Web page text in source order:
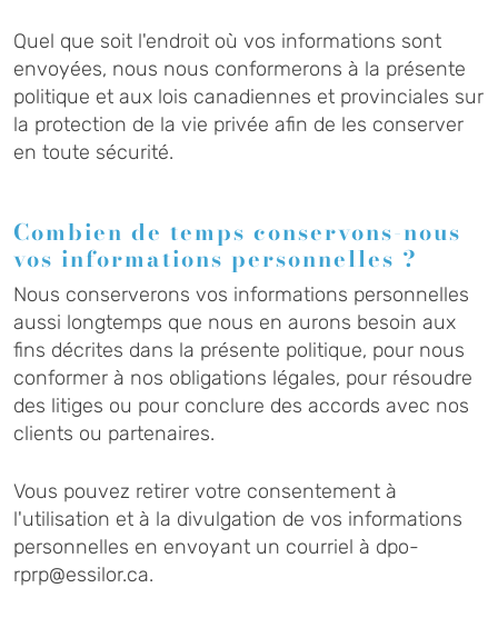
Quel que soit l'endroit où vos informations sont
envoyées, nous nous conformerons à la présente
politique et aux lois canadiennes et provinciales sur
la protection de la vie privée afin de les conserver
en toute sécurité.
Combien de temps conservons-nous
vos informations personnelles ?
Nous conserverons vos informations personnelles
aussi longtemps que nous en aurons besoin aux
fins décrites dans la présente politique, pour nous
conformer à nos obligations légales, pour résoudre
des litiges ou pour conclure des accords avec nos
clients ou partenaires.
Vous pouvez retirer votre consentement à
l'utilisation et à la divulgation de vos informations
personnelles en envoyant un courriel à dpo-
rprp@essilor.ca.